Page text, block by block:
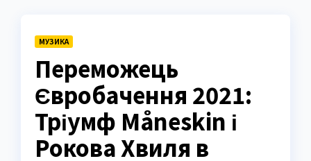
МУЗИКА
Переможець
Євробачення 2021:
Тріумф Måneskin і
Рокова Хвиля в